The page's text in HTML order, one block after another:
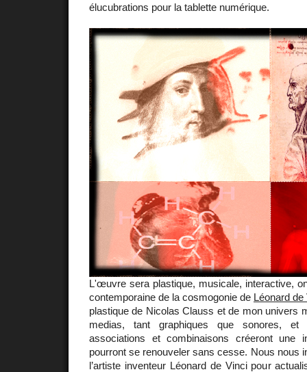
élucubrations pour la tablette numérique.
L'œuvre sera plastique, musicale, interactive,
contemporaine de la cosmogonie de Léonard de
plastique de Nicolas Clauss et de mon univers
medias, tant graphiques que sonores, et
associations et combinaisons créeront une
pourront se renouveler sans cesse. Nous nous
l’artiste inventeur Léonard de Vinci pour